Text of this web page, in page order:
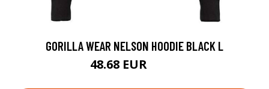
GORILLA WEAR NELSON HOODIE BLACK L
48.68 EUR